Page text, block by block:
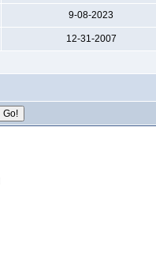
9-08-2023
12-31-2007